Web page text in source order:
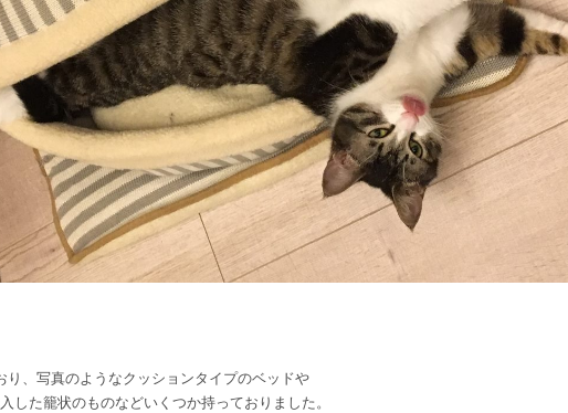
り、写真のようなクッションタイプのベッドや
した籠状のものなどいくつか持っておりました。